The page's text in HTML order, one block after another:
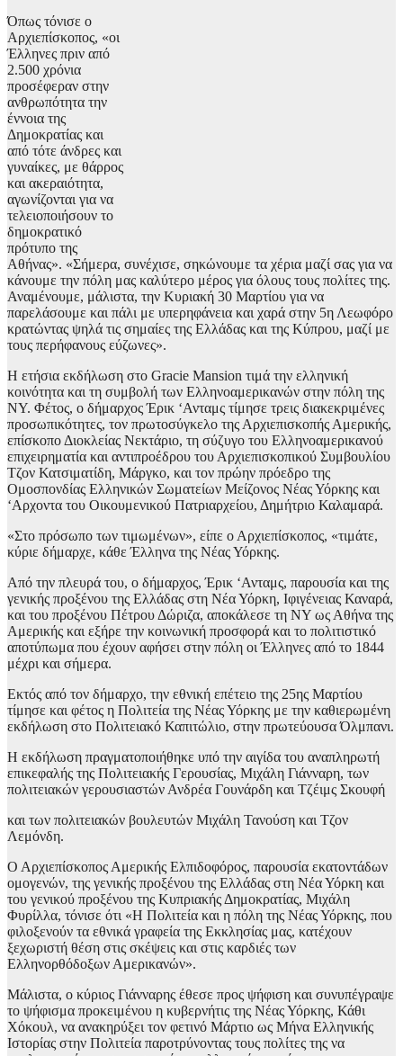
Όπως τόνισε ο
Αρχιεπίσκοπος, «οι
Έλληνες πριν από
2.500 χρόνια
προσέφεραν στην
ανθρωπότητα την
έννοια της
Δημοκρατίας και
από τότε άνδρες και
γυναίκες, με θάρρος
και ακεραιότητα,
αγωνίζονται για να
τελειοποιήσουν το
δημοκρατικό
πρότυπο της
Αθήνας». «Σήμερα, συνέχισε, σηκώνουμε τα χέρια μαζί σας για να
κάνουμε την πόλη μας καλύτερο μέρος για όλους τους πολίτες της.
Αναμένουμε, μάλιστα, την Κυριακή 30 Μαρτίου για να
παρελάσουμε και πάλι με υπερηφάνεια και χαρά στην 5η Λεωφόρο
κρατώντας ψηλά τις σημαίες της Ελλάδας και της Κύπρου, μαζί με
τους περήφανους εύζωνες».
Η ετήσια εκδήλωση στο Gracie Mansion τιμά την ελληνική
κοινότητα και τη συμβολή των Ελληνοαμερικανών στην πόλη της
ΝΥ. Φέτος, ο δήμαρχος Έρικ ‘Ανταμς τίμησε τρεις διακεκριμένες
προσωπικότητες, τον πρωτοσύγκελο της Αρχιεπισκοπής Αμερικής,
επίσκοπο Διοκλείας Νεκτάριο, τη σύζυγο του Ελληνοαμερικανού
επιχειρηματία και αντιπροέδρου του Αρχιεπισκοπικού Συμβουλίου
Τζον Κατσιματίδη, Μάργκο, και τον πρώην πρόεδρο της
Ομοσπονδίας Ελληνικών Σωματείων Μείζονος Νέας Υόρκης και
‘Αρχοντα του Οικουμενικού Πατριαρχείου, Δημήτριο Καλαμαρά.
«Στο πρόσωπο των τιμωμένων», είπε ο Αρχιεπίσκοπος, «τιμάτε,
κύριε δήμαρχε, κάθε Έλληνα της Νέας Υόρκης.
Από την πλευρά του, ο δήμαρχος, Έρικ ‘Ανταμς, παρουσία και της
γενικής προξένου της Ελλάδας στη Νέα Υόρκη, Ιφιγένειας Καναρά,
και του προξένου Πέτρου Δώριζα, αποκάλεσε τη ΝΥ ως Αθήνα της
Αμερικής και εξήρε την κοινωνική προσφορά και το πολιτιστικό
αποτύπωμα που έχουν αφήσει στην πόλη οι Έλληνες από το 1844
μέχρι και σήμερα.
Εκτός από τον δήμαρχο, την εθνική επέτειο της 25ης Μαρτίου
τίμησε και φέτος η Πολιτεία της Νέας Υόρκης με την καθιερωμένη
εκδήλωση στο Πολιτειακό Καπιτώλιο, στην πρωτεύουσα Όλμπανι.
Η εκδήλωση πραγματοποιήθηκε υπό την αιγίδα του αναπληρωτή
επικεφαλής της Πολιτειακής Γερουσίας, Μιχάλη Γιάνναρη, των
πολιτειακών γερουσιαστών Ανδρέα Γουνάρδη και Τζέιμς Σκουφή
και των πολιτειακών βουλευτών Μιχάλη Τανούση και Τζον
Λεμόνδη.
Ο Αρχιεπίσκοπος Αμερικής Ελπιδοφόρος, παρουσία εκατοντάδων
ομογενών, της γενικής προξένου της Ελλάδας στη Νέα Υόρκη και
του γενικού προξένου της Κυπριακής Δημοκρατίας, Μιχάλη
Φυρίλλα, τόνισε ότι «Η Πολιτεία και η πόλη της Νέας Υόρκης, που
φιλοξενούν τα εθνικά γραφεία της Εκκλησίας μας, κατέχουν
ξεχωριστή θέση στις σκέψεις και στις καρδιές των
Ελληνορθόδοξων Αμερικανών».
Μάλιστα, ο κύριος Γιάνναρης έθεσε προς ψήφιση και συνυπέγραψε
το ψήφισμα προκειμένου η κυβερνήτις της Νέας Υόρκης, Κάθι
Χόκουλ, να ανακηρύξει τον φετινό Μάρτιο ως Μήνα Ελληνικής
Ιστορίας στην Πολιτεία παροτρύνοντας τους πολίτες της να